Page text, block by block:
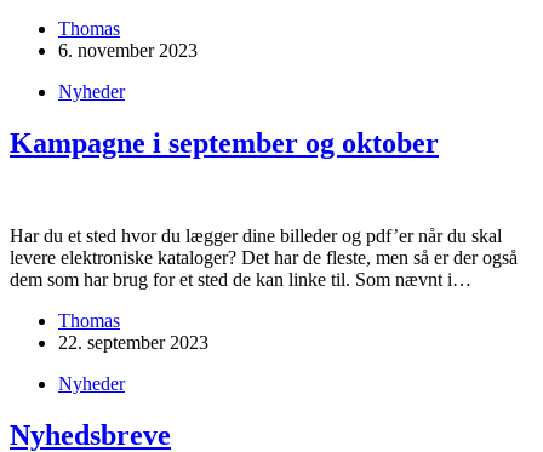
Thomas
6. november 2023
Nyheder
Kampagne i september og oktober
Har du et sted hvor du lægger dine billeder og pdf’er når du skal
levere elektroniske kataloger? Det har de fleste, men så er der også
dem som har brug for et sted de kan linke til. Som nævnt i…
Thomas
22. september 2023
Nyheder
Nyhedsbreve